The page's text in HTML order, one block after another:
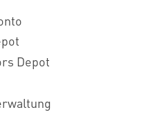
Depot